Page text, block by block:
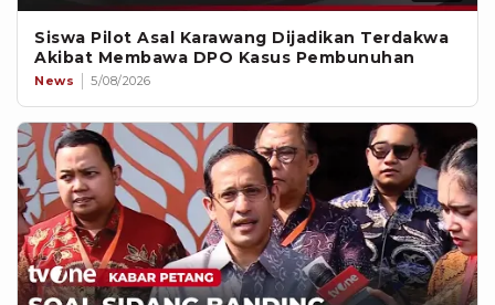
Siswa Pilot Asal Karawang Dijadikan Terdakwa
Akibat Membawa DPO Kasus Pembunuhan
News 5/08/2026